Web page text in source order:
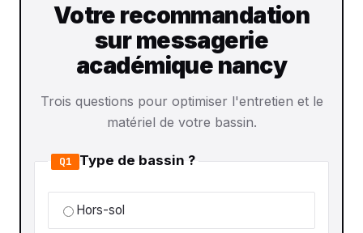
Votre recommandation
sur messagerie
académique nancy
Trois questions pour optimiser l'entretien et le
matériel de votre bassin.
Q1 Type de bassin ?
Hors-sol